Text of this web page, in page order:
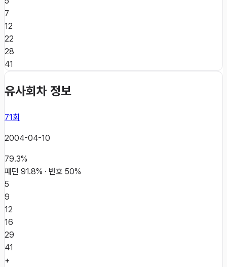
7
12
22
28
41
유사회차 정보
71회
2004-04-10
79.3%
패턴 91.8% · 번호 50%
5
9
12
16
29
41
+